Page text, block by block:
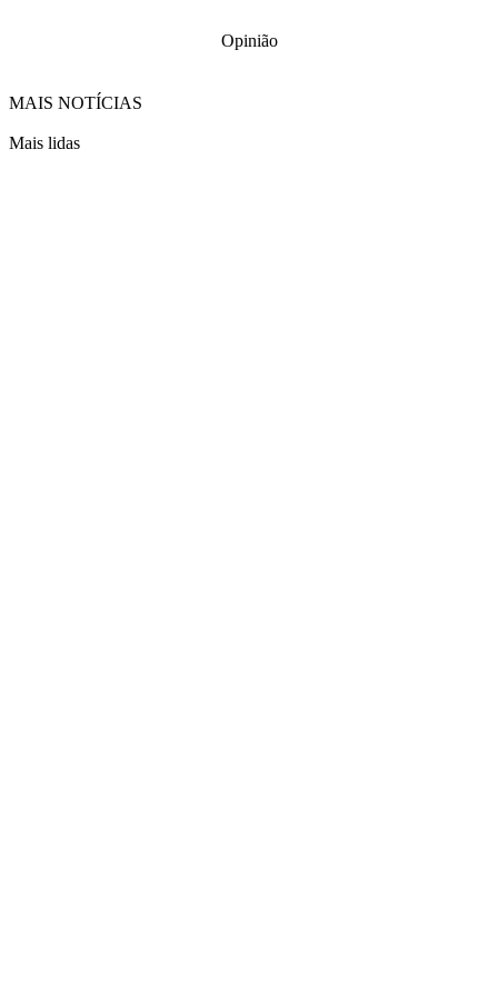
Opinião
MAIS NOTÍCIAS
Mais lidas